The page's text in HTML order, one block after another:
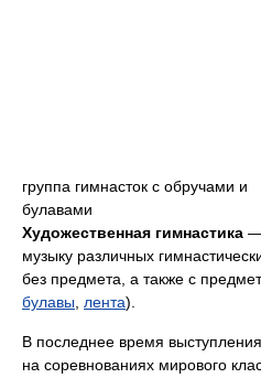
группа гимнасток с обручами и
булавами
Художественная гимнастика
музыку различных
без предмета, а также с
булавы
лента).
В последнее время
на соревнованиях мирового